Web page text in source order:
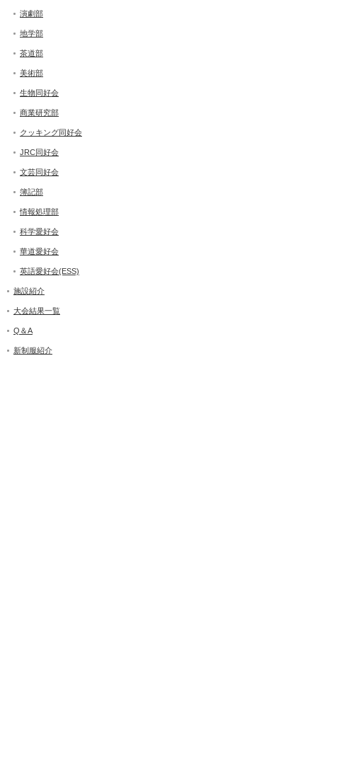
演劇部
地学部
茶道部
美術部
生物同好会
商業研究部
クッキング同好会
JRC同好会
文芸同好会
簿記部
情報処理部
科学愛好会
華道愛好会
英語愛好会(ESS)
施設紹介
大会結果一覧
Q＆A
新制服紹介